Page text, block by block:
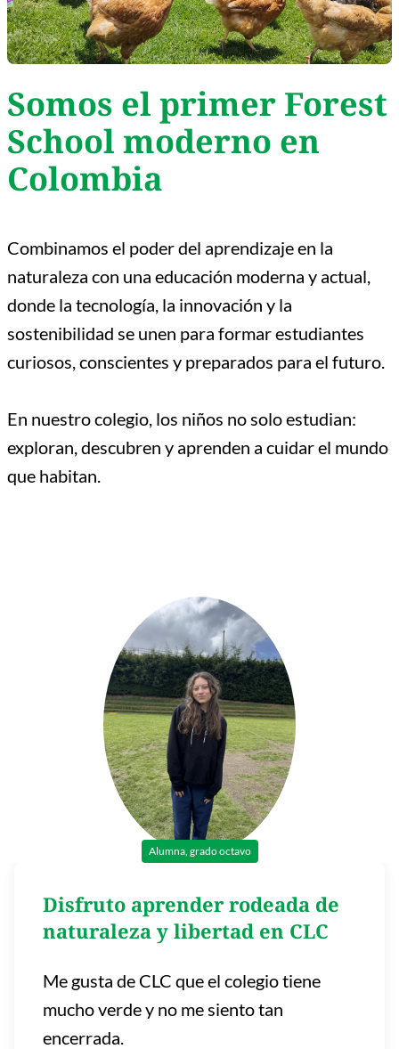
Somos el primer Forest
School moderno en
Colombia
Combinamos el poder del aprendizaje en la
naturaleza con una educación moderna y actual,
donde la tecnología, la innovación y la
sostenibilidad se unen para formar estudiantes
curiosos, conscientes y preparados para el futuro.
En nuestro colegio, los niños no solo estudian:
exploran, descubren y aprenden a cuidar el mundo
que habitan.
Alumna, grado octavo
Disfruto aprender rodeada de
naturaleza y libertad en CLC
Me gusta de CLC que el colegio tiene
mucho verde y no me siento tan
encerrada.